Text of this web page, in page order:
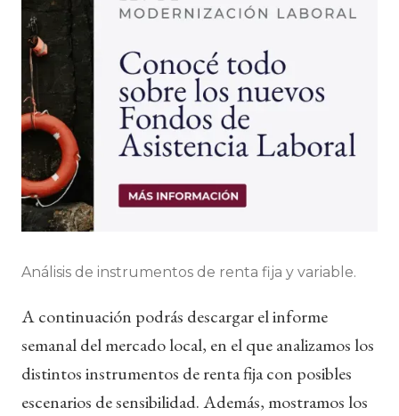
Análisis de instrumentos de renta fija y variable.
A continuación podrás descargar el informe
semanal del mercado local, en el que analizamos los
distintos instrumentos de renta fija con posibles
escenarios de sensibilidad. Además, mostramos los